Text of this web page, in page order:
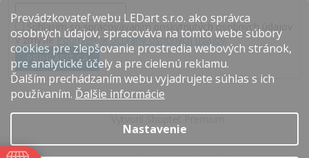
Prevádzkovateľ webu LEDart s.r.o. ako správca
osobných údajov, spracováva na tomto webe súbory
cookies pre zlepšovanie prostredia webových stránok,
pre analytické účely a pre cielenú reklamu.
Ďalším prechádzaním webu vyjadrujete súhlas s ich
používaním. Ďalšie informácie
Nastavenie
Súhlasím so spracovávaním poskytnutých osobných údajov
v zmysle Podmienok ochrany osobných údajov.
PRIHLÁSIŤ SA